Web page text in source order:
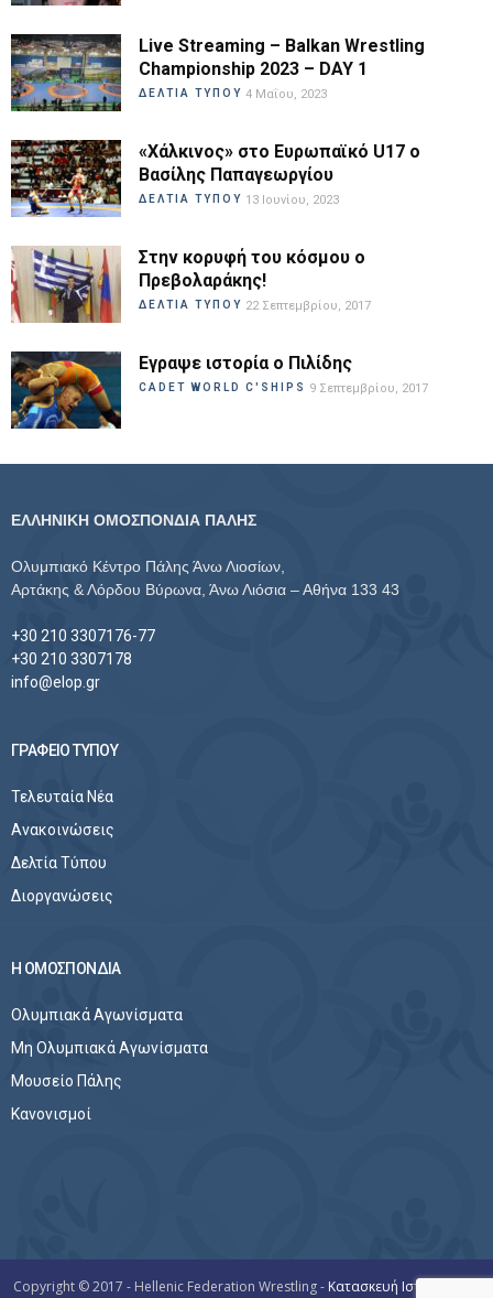
Live Streaming – Balkan Wrestling
Championship 2023 – DAY 1
ΔΕΛΤΙΑ ΤΥΠΟΥ 4 Μαΐου, 2023
«Χάλκινος» στο Ευρωπαϊκό U17 ο
Βασίλης Παπαγεωργίου
ΔΕΛΤΙΑ ΤΥΠΟΥ 13 Ιουνίου, 2023
Στην κορυφή του κόσμου ο
Πρεβολαράκης!
ΔΕΛΤΙΑ ΤΥΠΟΥ 22 Σεπτεμβρίου, 2017
Εγραψε ιστορία ο Πιλίδης
CADET WORLD C'SHIPS 9 Σεπτεμβρίου, 2017
ΕΛΛΗΝΙΚΗ ΟΜΟΣΠΟΝΔΙΑ ΠΑΛΗΣ
Ολυμπιακό Κέντρο Πάλης Άνω Λιοσίων,
Αρτάκης & Λόρδου Βύρωνα, Άνω Λιόσια – Αθήνα 133 43
+30 210 3307176-77
+30 210 3307178
info@elop.gr
ΓΡΑΦΕΙΟ ΤΥΠΟΥ
Τελευταία Νέα
Ανακοινώσεις
Δελτία Τύπου
Διοργανώσεις
Η ΟΜΟΣΠΟΝΔΙΑ
Ολυμπιακά Αγωνίσματα
Μη Ολυμπιακά Αγωνίσματα
Μουσείο Πάλης
Κανονισμοί
Copyright © 2017 - Hellenic Federation Wrestling - Κατασκευή Ιστοσελίδων